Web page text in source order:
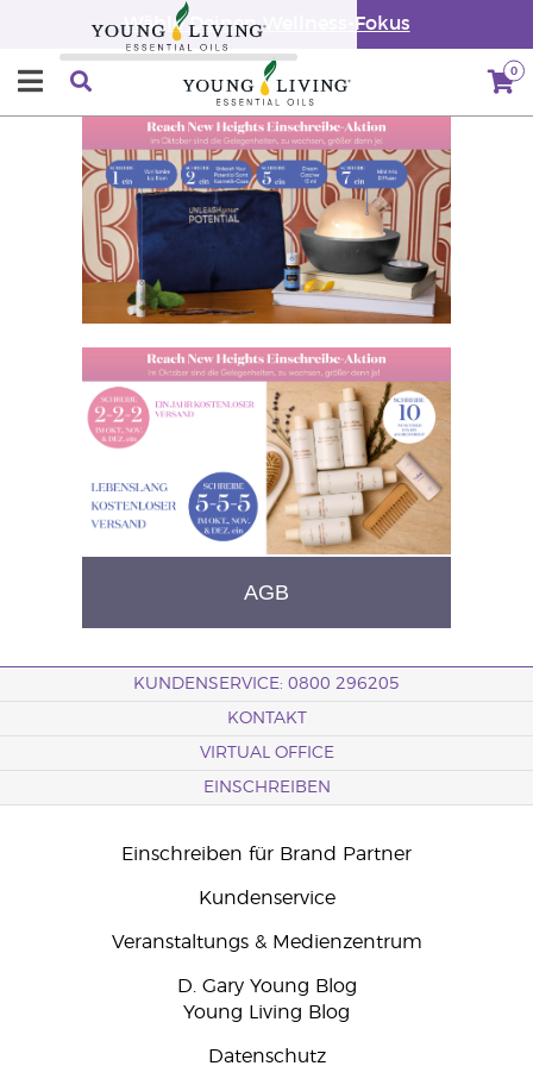
Wähle Deinen Wellness-Fokus
0
AGB
KUNDENSERVICE: 0800 296205
KONTAKT
VIRTUAL OFFICE
EINSCHREIBEN
Einschreiben für Brand Partner
Kundenservice
Veranstaltungs & Medienzentrum
D. Gary Young Blog
Young Living Blog
Datenschutz